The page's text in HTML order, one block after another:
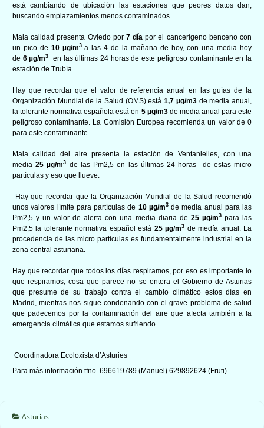
está cambiando de ubicación las estaciones que peores datos dan,
buscando emplazamientos menos contaminados.
Mala calidad presenta Oviedo por 7 día por el cancerígeno benceno con
un pico de 10 µg/m3a las 4 de la mañana de hoy, con una media hoy
de 6µg/m3
en las últimas 24 horas de este peligroso contaminante en la
estación de Trubía.
Hay que recordar que el valor de referencia anual en las guías de la
Organización Mundial de la Salud (OMS) está1,7 µg/m3de media anual,
la tolerante normativa española está en 5 µg/m3de media anual para este
peligroso contaminante. La Comisión Europea recomienda un valor de 0
para este contaminante.
Mala calidad del aire presenta la estación de Ventanielles, con una
media25 µg/m3 de las Pm2,5 en las últimas 24 horas de estas micro
partículas y eso que llueve.
Hay que recordar que la Organización Mundial de la Salud recomendó
unos valores límite para partículas de 10 µg/m3de medía anual para las
Pm2,5 y un valor de alerta con una media diaria de 25 µg/m3para las
Pm2,5 la tolerante normativa español está 25 µg/m3 de medía anual. La
procedencia de las micro partículas es fundamentalmente industrial en la
zona central asturiana.
Hay que recordar que todos los días respiramos, por eso es importante lo
que respiramos, cosa que parece no se entera el Gobierno de Asturias
que presume de su trabajo contra el cambio climático estos días en
Madrid, mientras nos sigue condenando con el grave problema de salud
que padecemos por la contaminación del aire que afecta también a la
emergencia climática que estamos sufriendo.
Coordinadora Ecoloxista d’Asturies
Para más información tfno. 696619789 (Manuel) 629892624 (Fruti)
Asturias